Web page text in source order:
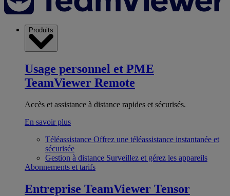
Produits
Usage personnel et PME
TeamViewer Remote
Accès et assistance à distance rapides et sécurisés.
En savoir plus
Téléassistance Offrez une téléassistance instantanée et
sécurisée
Gestion à distance Surveillez et gérez les appareils
Abonnements et tarifs
Entreprise TeamViewer Tensor